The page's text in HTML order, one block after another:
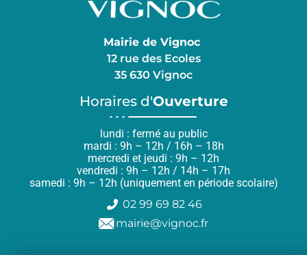
Mairie de Vignoc
12 rue des Ecoles
35 630 Vignoc
Horaires d'Ouverture
lundi : fermé au public
mardi : 9h – 12h / 16h – 18h
mercredi et jeudi : 9h – 12h
vendredi : 9h – 12h / 14h – 17h
samedi : 9h – 12h (uniquement en période scolaire)
02 99 69 82 46
mairie@vignoc.fr